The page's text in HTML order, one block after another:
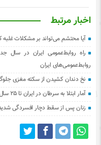
اخبار مرتبط
آیا محتشم می‌تواند بر مشکلات غلبه
راه روابط‌عمومی ایران در سال
روابط‌عمومی‌های ایران
نخ دندان کشیدن از سکته مغزی
آمار ابتلا به سرطان در ایران تا ۲۵ سال آینده ۲ برابر می‌شود
زنان پس از سقط دچار افسردگی